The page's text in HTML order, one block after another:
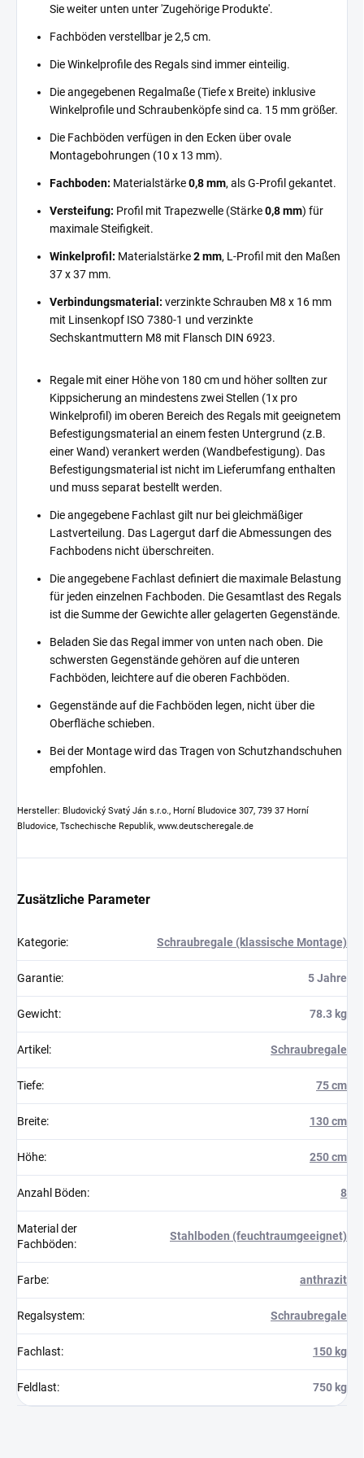
Sie weiter unten unter 'Zugehörige Produkte'.
Fachböden verstellbar je 2,5 cm.
Die Winkelprofile des Regals sind immer einteilig.
Die angegebenen Regalmaße (Tiefe x Breite) inklusive
Winkelprofile und Schraubenköpfe sind ca. 15 mm größer.
Die Fachböden verfügen in den Ecken über ovale
Montagebohrungen (10 x 13 mm).
Fachboden: Materialstärke0,8 mm, als G-Profil gekantet.
Versteifung: Profil mit Trapezwelle (Stärke0,8 mm) für
maximale Steifigkeit.
Winkelprofil: Materialstärke2 mm, L-Profil mit den Maßen
37 x 37 mm.
Verbindungsmaterial: verzinkte Schrauben M8 x 16 mm
mit Linsenkopf ISO 7380-1 und verzinkte
Sechskantmuttern M8 mit Flansch DIN 6923.
Regale mit einer Höhe von 180 cm und höher sollten zur
Kippsicherung an mindestens zwei Stellen (1x pro
Winkelprofil) im oberen Bereich des Regals mit geeignetem
Befestigungsmaterial an einem festen Untergrund (z.B.
einer Wand) verankert werden (Wandbefestigung). Das
Befestigungsmaterial ist nicht im Lieferumfang enthalten
und muss separat bestellt werden.
Die angegebene Fachlast gilt nur bei gleichmäßiger
Lastverteilung. Das Lagergut darf die Abmessungen des
Fachbodens nicht überschreiten.
Die angegebene Fachlast definiert die maximale Belastung
für jeden einzelnen Fachboden. Die Gesamtlast des Regals
ist die Summe der Gewichte aller gelagerten Gegenstände.
Beladen Sie das Regal immer von unten nach oben. Die
schwersten Gegenstände gehören auf die unteren
Fachböden, leichtere auf die oberen Fachböden.
Gegenstände auf die Fachböden legen, nicht über die
Oberfläche schieben.
Bei der Montage wird das Tragen von Schutzhandschuhen
empfohlen.
Hersteller: Bludovický Svatý Ján s.r.o., Horní Bludovice 307, 739 37 Horní
Bludovice, Tschechische Republik, www.deutscheregale.de
Zusätzliche Parameter
Kategorie: Schraubregale (klassische Montage)
Garantie: 5 Jahre
Gewicht: 78.3 kg
Artikel : Schraubregale
Tiefe: 75 cm
Breite: 130 cm
Höhe: 250 cm
Anzahl Böden: 8
Material der
Fachböden:
Stahlboden (feuchtraumgeeignet)
Farbe: anthrazit
Regalsystem: Schraubregale
Fachlast: 150 kg
Feldlast: 750 kg